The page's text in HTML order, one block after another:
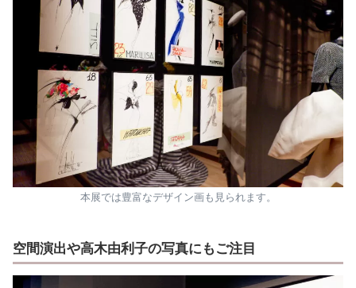
本展では豊富なデザイン画も見られます。
空間演出や高木由利子の写真にもご注目